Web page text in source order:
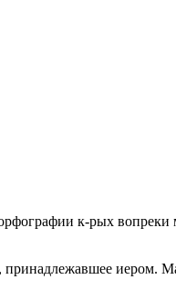
к-рых вопреки
принадлежавшее иером.